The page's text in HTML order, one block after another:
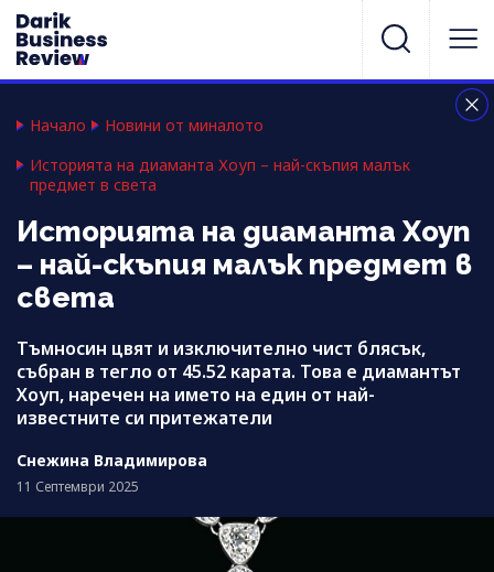
Начало
Новини от миналото
Историята на диаманта Хоуп – най-скъпия малък
предмет в света
Историята на диаманта Хоуп
– най-скъпия малък предмет в
света
Тъмносин цвят и изключително чист блясък,
събран в тегло от 45.52 карата. Това е диамантът
Хоуп, наречен на името на един от най-
известните си притежатели
Снежина Владимирова
11 Септември 2025